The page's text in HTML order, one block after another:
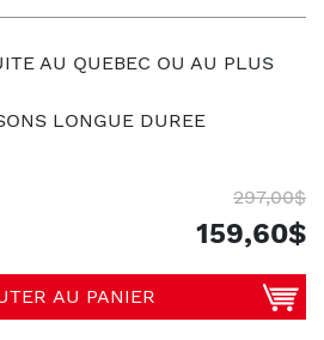
AU QUEBEC OU AU PLUS
LONGUE DUREE
297,00$
159,60$
AU PANIER